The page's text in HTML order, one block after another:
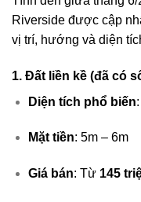
Riverside được cập
vị trí, hướng và diện
1. Đất liền kề (đã có
Diện tích phổ biến
Mặt tiền: 5m – 6m
Giá bán: Từ 145